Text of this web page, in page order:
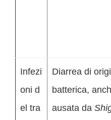
Infezi
oni d
el tra
Diarrea di
batterica,
ausata da